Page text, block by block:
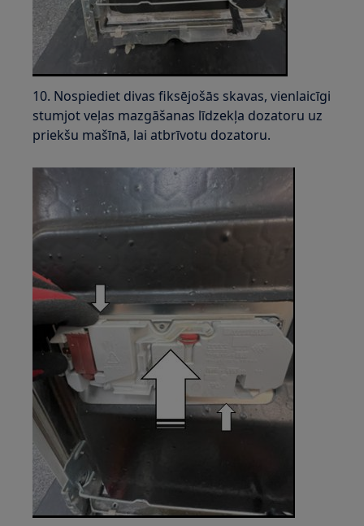
10. Nospiediet divas fiksējošās skavas, vienlaicīgi
stumjot veļas mazgāšanas līdzekļa dozatoru uz
priekšu mašīnā, lai atbrīvotu dozatoru.